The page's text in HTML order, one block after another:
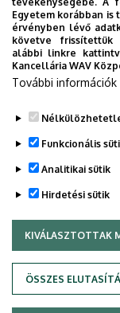
2026. június 18.
10:00
2026. június 19.
10:00
2026. június 24.
Adatvédelem
Egyetem korábban
érvényben lévő
követve frissítettük
alábbi linkre
Kancellária WAV
További információk
Funkcionális
Analitikai sütik
Hirdetési sütik
KIVÁLASZTOTTAK
ÖSSZES
WITHDRAW